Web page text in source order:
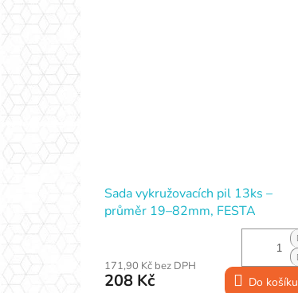
Sada vykružovacích pil 13ks –
průměr 19–82mm, FESTA
171,90 Kč bez DPH
208 Kč Do košíku